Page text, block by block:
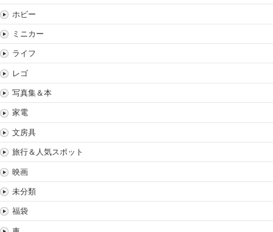
ホビー
ミニカー
ライフ
レゴ
写真集＆本
家電
文房具
旅行＆人気スポット
映画
未分類
福袋